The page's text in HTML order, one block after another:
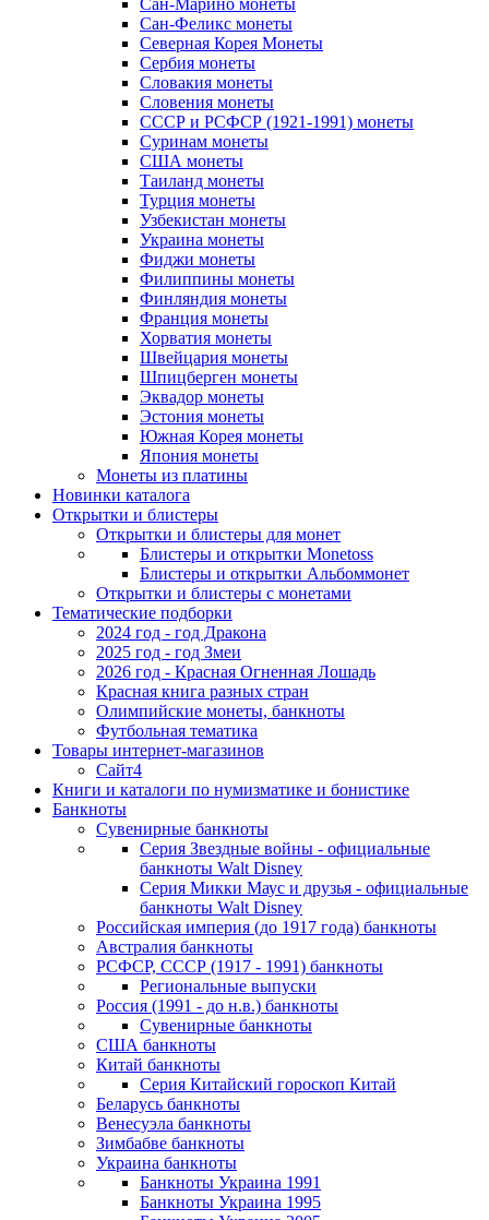
Сан-Марино монеты
Сан-Феликс монеты
Северная Корея Монеты
Сербия монеты
Словакия монеты
Словения монеты
СССР и РСФСР (1921-1991) монеты
Суринам монеты
США монеты
Таиланд монеты
Турция монеты
Узбекистан монеты
Украина монеты
Фиджи монеты
Филиппины монеты
Финляндия монеты
Франция монеты
Хорватия монеты
Швейцария монеты
Шпицберген монеты
Эквадор монеты
Эстония монеты
Южная Корея монеты
Япония монеты
Монеты из платины
Новинки каталога
Открытки и блистеры
Открытки и блистеры для монет
Блистеры и открытки Monetoss
Блистеры и открытки Альбоммонет
Открытки и блистеры с монетами
Тематические подборки
2024 год - год Дракона
2025 год - год Змеи
2026 год - Красная Огненная Лошадь
Красная книга разных стран
Олимпийские монеты, банкноты
Футбольная тематика
Товары интернет-магазинов
Сайт4
Книги и каталоги по нумизматике и бонистике
Банкноты
Сувенирные банкноты
Серия Звездные войны - официальные
банкноты Walt Disney
Серия Микки Маус и друзья - официальные
банкноты Walt Disney
Российская империя (до 1917 года) банкноты
Австралия банкноты
РСФСР, СССР (1917 - 1991) банкноты
Региональные выпуски
Россия (1991 - до н.в.) банкноты
Сувенирные банкноты
США банкноты
Китай банкноты
Серия Китайский гороскоп Китай
Беларусь банкноты
Венесуэла банкноты
Зимбабве банкноты
Украина банкноты
Банкноты Украина 1991
Банкноты Украина 1995